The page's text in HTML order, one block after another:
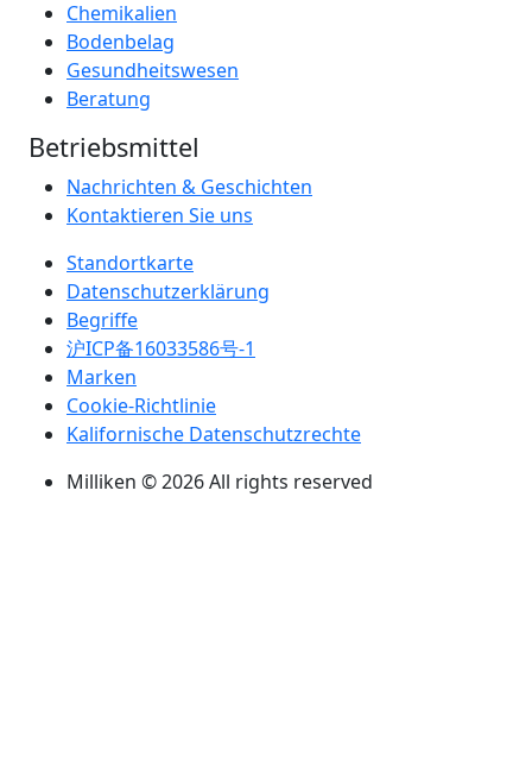
Chemikalien
Bodenbelag
Gesundheitswesen
Beratung
Betriebsmittel
Nachrichten & Geschichten
Kontaktieren Sie uns
Standortkarte
Datenschutzerklärung
Begriffe
沪ICP备16033586号-1
Marken
Cookie-Richtlinie
Kalifornische Datenschutzrechte
Milliken © 2026 All rights reserved